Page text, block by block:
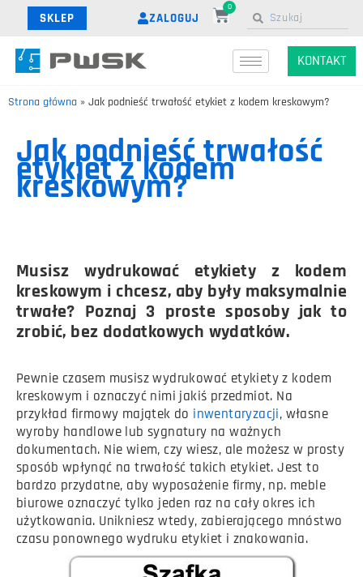
SKLEP ZALOGUJ
0
KONTAKT
Strona główna » Jak podnieść trwałość etykiet z kodem kreskowym?
Jak podnieść trwałość
etykiet z kodem
kreskowym?
Musisz wydrukować etykiety z kodem
kreskowym i chcesz, aby były maksymalnie
trwałe? Poznaj 3 proste sposoby jak to
zrobić, bez dodatkowych wydatków.
Pewnie czasem musisz wydrukować etykiety z kodem
kreskowym i oznaczyć nimi jakiś przedmiot. Na
przykład firmowy majątek do inwentaryzacji, własne
wyroby handlowe lub sygnatury na ważnych
dokumentach. Nie wiem, czy wiesz, ale możesz w prosty
sposób wpłynąć na trwałość takich etykiet. Jest to
bardzo przydatne, aby wyposażenie firmy, np. meble
biurowe oznaczyć tylko jeden raz na cały okres ich
użytkowania. Unikniesz wtedy, zabierającego mnóstwo
czasu ponownego wydruku etykiet i znakowania.